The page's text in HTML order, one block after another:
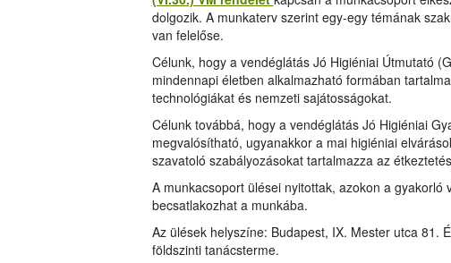
dolgozik. A munkaterv szerint egy-egy témának
van felelőse.
Célunk, hogy a vendéglátás Jó Higiéniai Útmutató
mindennapi életben alkalmazható formában
technológiákat és nemzeti sajátosságokat.
Célunk továbbá, hogy a vendéglátás Jó Higiéniai
megvalósítható, ugyanakkor a mai higiéniai
szavatoló szabályozásokat tartalmazza az
A munkacsoport ülései nyitottak, azokon a
becsatlakozhat a munkába.
Az ülések helyszíne: Budapest, IX. Mester utca 81.
földszinti tanácsterme.